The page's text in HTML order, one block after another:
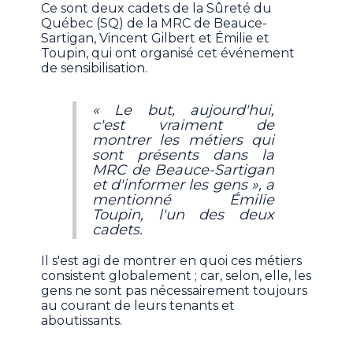
Ce sont deux cadets de la Sûreté du
Québec (SQ) de la MRC de Beauce-
Sartigan, Vincent Gilbert et Émilie et
Toupin, qui ont organisé cet événement
de sensibilisation.
« Le but, aujourd'hui,
c'est vraiment de
montrer les métiers qui
sont présents dans la
MRC de Beauce-Sartigan
et d'informer les gens », a
mentionné Émilie
Toupin, l'un des deux
cadets.
Il s'est agi de montrer en quoi ces métiers
consistent globalement ; car, selon, elle, les
gens ne sont pas nécessairement toujours
au courant de leurs tenants et
aboutissants.